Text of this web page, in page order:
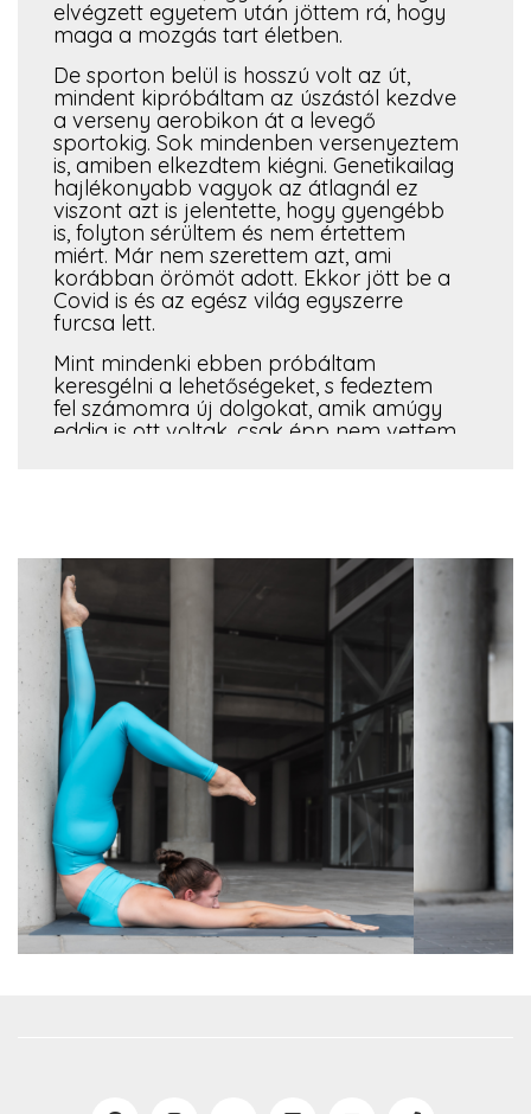
elvégzett egyetem után jöttem rá, hogy
maga a mozgás tart életben.
De sporton belül is hosszú volt az út,
mindent kipróbáltam az úszástól kezdve
a verseny aerobikon át a levegő
sportokig. Sok mindenben versenyeztem
is, amiben elkezdtem kiégni. Genetikailag
hajlékonyabb vagyok az átlagnál ez
viszont azt is jelentette, hogy gyengébb
is, folyton sérültem és nem értettem
miért. Már nem szerettem azt, ami
korábban örömöt adott. Ekkor jött be a
Covid is és az egész világ egyszerre
furcsa lett.
Mint mindenki ebben próbáltam
keresgélni a lehetőségeket, s fedeztem
fel számomra új dolgokat, amik amúgy
eddig is ott voltak, csak épp nem vettem
kell megtaláld és járd és! Van olyan nap,
amikor valami jobban megy, másnap
pedig a közelében se vagy. És ez
TELJESEN NORMÁLIS. Ez teljesen
elképesztett.
Annyira, hogy amint lehetett
jelentkeztem életem első jóga oktató
képzésre, amit aztán sok-sok másik
követett, nem tudtam betelni azzal a
tudással, hogy valójában a mozgás
olyan szabadságot ad, amit semmilyen
más úton nem tudod elérni azt.
És ahogy az anatómiai tudásom, oktatási
módszertanom bővült, úgy gyógyultam
én is, s találtam meg a saját utamat a
saját mozgásomban is.
Hogy telik egy napod?